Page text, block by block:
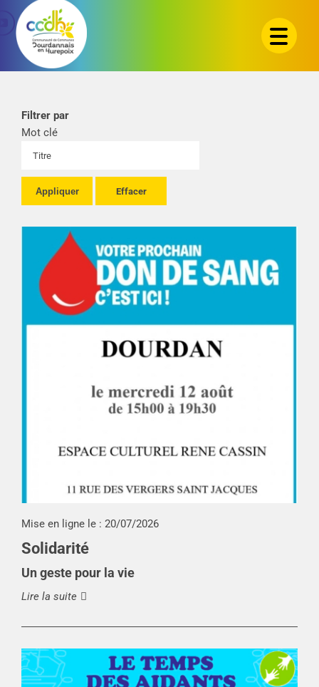
Passer
contenu
Filtrer par
Mot clé
Appliquer
Mise en ligne le : 20/07/2026
Solidarité
Un geste pour la vie
Lire la suite